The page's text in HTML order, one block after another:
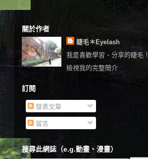
關於作者
睫毛＊Eyelash
我是喜歡學習、分享的睫毛！
檢視我的完整簡介
訂閱
發表文章
留言
搜尋此網誌（e.g.動畫、漫畫）